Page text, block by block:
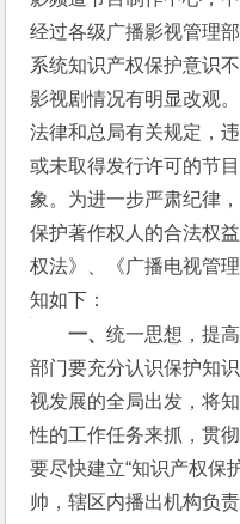
经过各级广播影视管理
系统知识产权保护意识
影视剧情况有明显改观
法律和总局有关规定，
或未取得发行许可的节
象。为进一步严肃纪律
保护著作权人的合法权
权法》、《广播电视管
知如下：
一、统一思想，提
部门要充分认识保护知
视发展的全局出发，将
性的工作任务来抓，贯
要尽快建立“知识产权保
帅，辖区内播出机构负